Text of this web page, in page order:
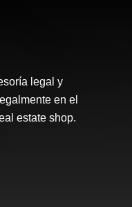
legal y
en el
estate shop.